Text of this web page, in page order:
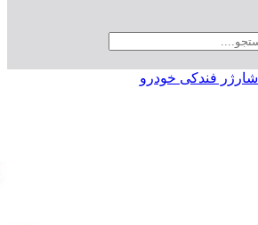
شارژر فندکی خودرو